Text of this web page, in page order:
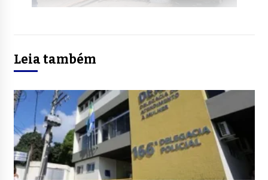
Leia também